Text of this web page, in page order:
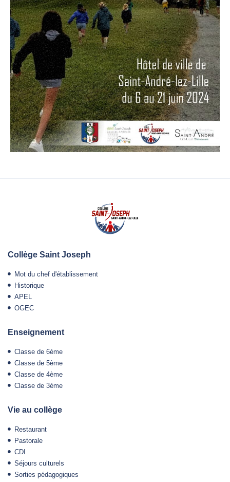
Collège Saint Joseph
Mot du chef d'établissement
Historique
APEL
OGEC
Enseignement
Classe de 6ème
Classe de 5ème
Classe de 4ème
Classe de 3ème
Vie au collège
Restaurant
Pastorale
CDI
Séjours culturels
Sorties pédagogiques